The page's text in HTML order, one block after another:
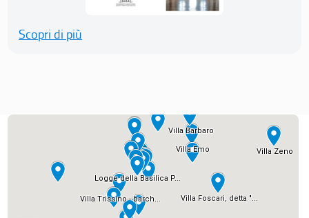
Scopri di più